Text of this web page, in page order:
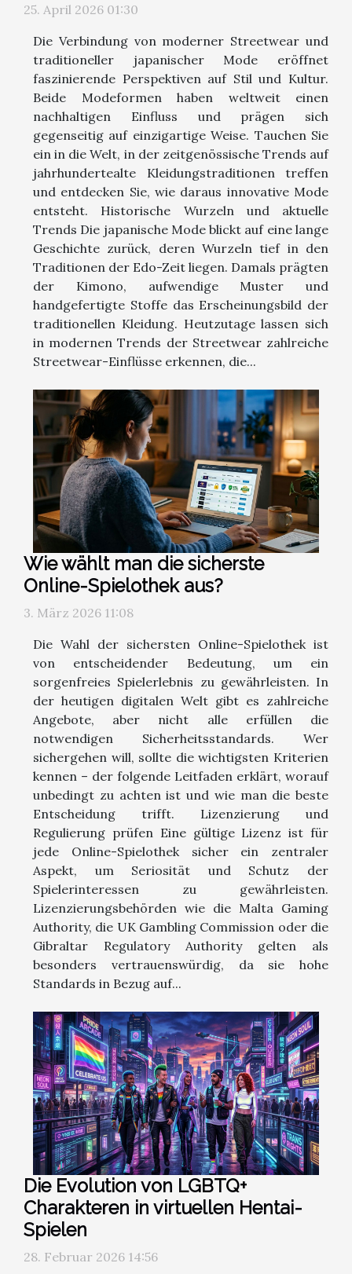
25. April 2026 01:30
Die Verbindung von moderner Streetwear und
traditioneller japanischer Mode eröffnet
faszinierende Perspektiven auf Stil und Kultur.
Beide Modeformen haben weltweit einen
nachhaltigen Einfluss und prägen sich
gegenseitig auf einzigartige Weise. Tauchen Sie
ein in die Welt, in der zeitgenössische Trends auf
jahrhundertealte Kleidungstraditionen treffen
und entdecken Sie, wie daraus innovative Mode
entsteht. Historische Wurzeln und aktuelle
Trends Die japanische Mode blickt auf eine lange
Geschichte zurück, deren Wurzeln tief in den
Traditionen der Edo-Zeit liegen. Damals prägten
der Kimono, aufwendige Muster und
handgefertigte Stoffe das Erscheinungsbild der
traditionellen Kleidung. Heutzutage lassen sich
in modernen Trends der Streetwear zahlreiche
Streetwear-Einflüsse erkennen, die...
Wie wählt man die sicherste
Online-Spielothek aus?
3. März 2026 11:08
Die Wahl der sichersten Online-Spielothek ist
von entscheidender Bedeutung, um ein
sorgenfreies Spielerlebnis zu gewährleisten. In
der heutigen digitalen Welt gibt es zahlreiche
Angebote, aber nicht alle erfüllen die
notwendigen Sicherheitsstandards. Wer
sichergehen will, sollte die wichtigsten Kriterien
kennen – der folgende Leitfaden erklärt, worauf
unbedingt zu achten ist und wie man die beste
Entscheidung trifft. Lizenzierung und
Regulierung prüfen Eine gültige Lizenz ist für
jede Online-Spielothek sicher ein zentraler
Aspekt, um Seriosität und Schutz der
Spielerinteressen zu gewährleisten.
Lizenzierungsbehörden wie die Malta Gaming
Authority, die UK Gambling Commission oder die
Gibraltar Regulatory Authority gelten als
besonders vertrauenswürdig, da sie hohe
Standards in Bezug auf...
Die Evolution von LGBTQ+
Charakteren in virtuellen Hentai-
Spielen
28. Februar 2026 14:56